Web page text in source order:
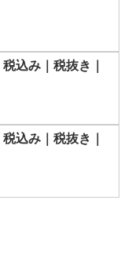
込み｜税抜き｜
込み｜税抜き｜